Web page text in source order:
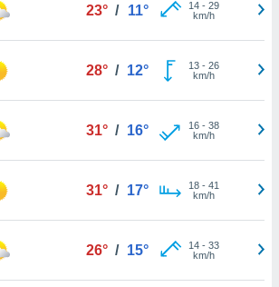
23° / 11° 14- 29
km/h
28° / 12° 13- 26
km/h
31° / 16° 16- 38
km/h
31° / 17° 18- 41
km/h
26° / 15° 14- 33
km/h